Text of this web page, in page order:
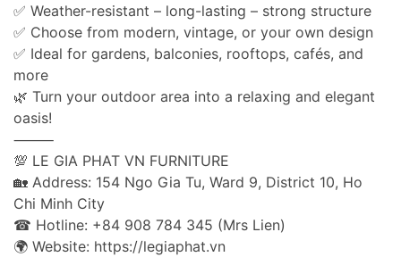
✅ Weather-resistant – long-lasting – strong structure
✅ Choose from modern, vintage, or your own design
✅ Ideal for gardens, balconies, rooftops, cafés, and
more
🌿 Turn your outdoor area into a relaxing and elegant
oasis!
⸻
💯 LE GIA PHAT VN FURNITURE
🏡 Address: 154 Ngo Gia Tu, Ward 9, District 10, Ho
Chi Minh City
☎ Hotline: +84 908 784 345 (Mrs Lien)
🌍 Website: https://legiaphat.vn